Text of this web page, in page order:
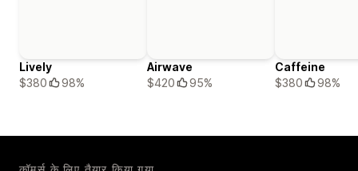
Lively
$380
98%
Airwave
$420
95%
Caffeine
$380
98%